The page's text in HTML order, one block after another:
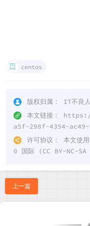
centos
版权归属：
IT不良人
本文链接：
a5f-298f-4354-ac49-
许可协议：
本文使
0 国际 (CC BY-NC-
上一篇